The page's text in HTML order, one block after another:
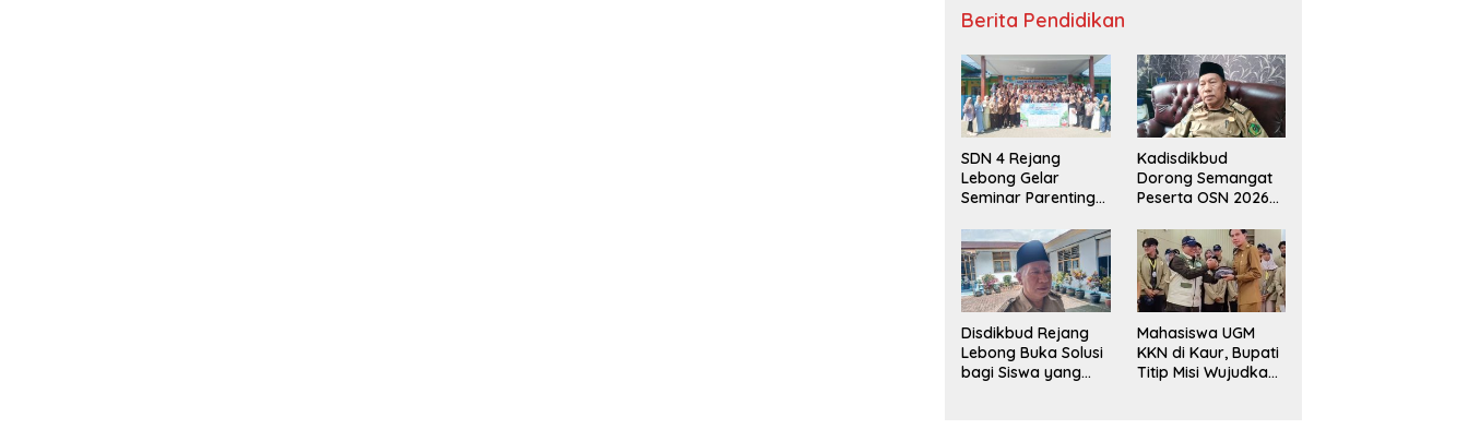
Berita Pendidikan
SDN 4 Rejang
Lebong Gelar
Seminar Parenting
Bullying,
Kadisdikbud: Patut
Jadi Contoh
Kadisdikbud
Dorong Semangat
Peserta OSN 2026
Disdikbud Rejang
Lebong Buka Solusi
bagi Siswa yang
Mahasiswa UGM
KKN di Kaur, Bupati
Titip Misi Wujudkan